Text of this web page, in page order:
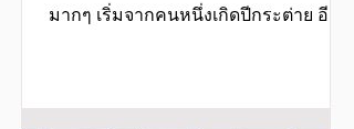
มากๆ เริ่มจากคนหนึ่งเกิดปีกระต่าย อีก